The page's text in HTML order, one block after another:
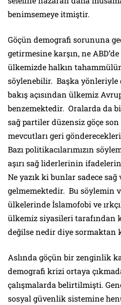
benimsemeye itmiştir.
Göçün demografi sorununa
getirmesine karşın, ne
ülkemizde halkın
söylenebilir. Başka yönleriyle
bakış açısından ülkemiz
benzemektedir. Oralarda da
sağ partiler düzensiz göçe
mevcutları geri
Bazı politikacılarımızın
aşırı sağ liderlerinin
Ne yazık ki bunlar sadece sağ
gelmemektedir. Bu söylemin
ülkelerinde İslamofobi ve
ülkemiz siyasileri tarafından
değilse nedir diye sormaktan
Aslında göçün bir zenginlik
demografi krizi ortaya
çalışmalarda belirtilmişti.
sosyal güvenlik sistemine